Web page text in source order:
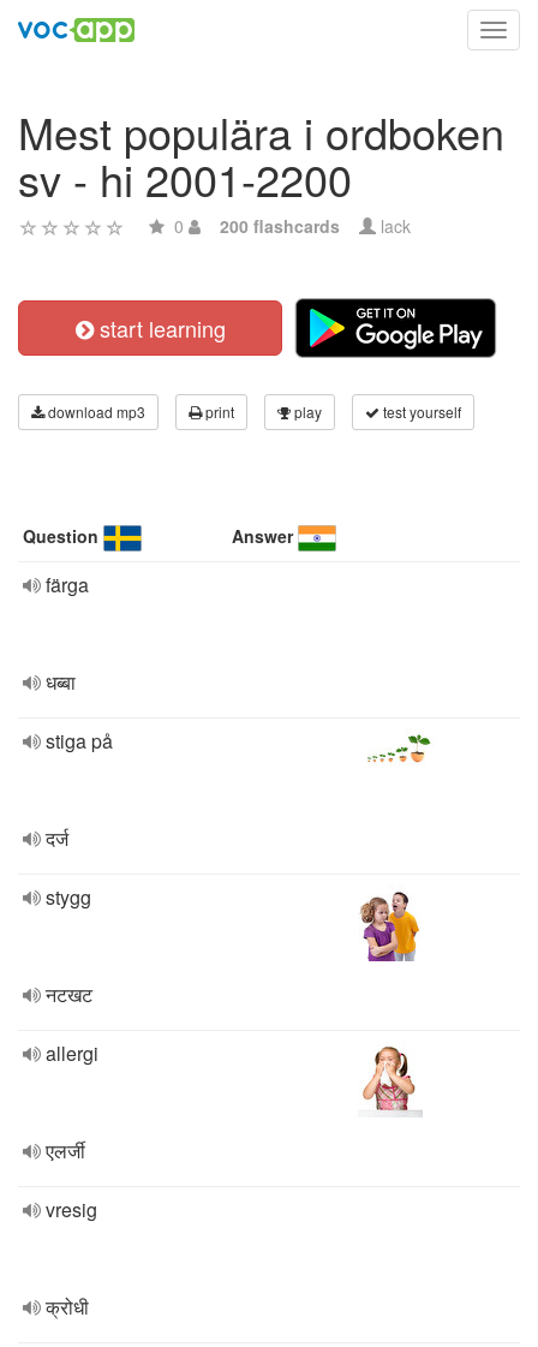
Mest populära i ordboken
sv - hi 2001-2200
0 200 flashcards lack
start learning
download mp3 print play test yourself
Question Answer
färga
धब्बा
stiga på
दर्ज
stygg
नटखट
allergi
एलर्जी
vresig
क्रोधी